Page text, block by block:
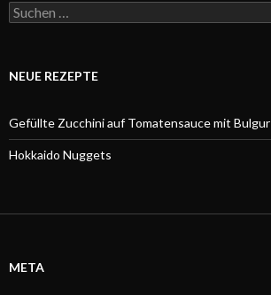
Suchen
nach:
NEUE REZEPTE
Gefüllte Zucchini auf Tomatensauce mit Bulgur
Hokkaido Nuggets
META